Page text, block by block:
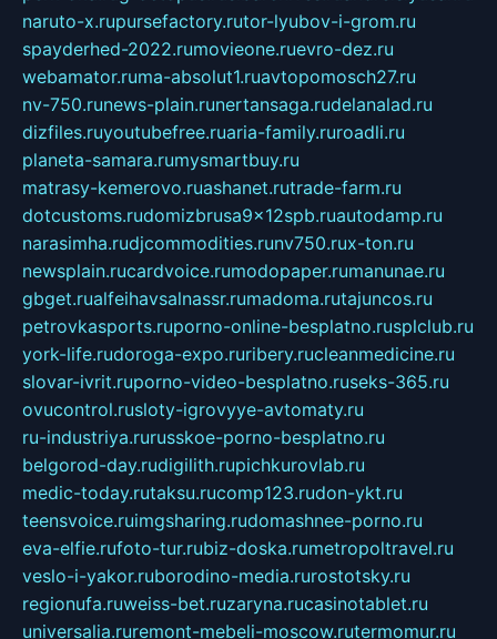
naruto-x.rupursefactory.rutor-lyubov-i-grom.ru
spayderhed-2022.rumovieone.ruevro-dez.ru
webamator.ruma-absolut1.ruavtopomosch27.ru
nv-750.runews-plain.runertansaga.rudelanalad.ru
dizfiles.ruyoutubefree.ruaria-family.ruroadli.ru
planeta-samara.rumysmartbuy.ru
matrasy-kemerovo.ruashanet.rutrade-farm.ru
dotcustoms.rudomizbrusa9x12spb.ruautodamp.ru
narasimha.rudjcommodities.runv750.rux-ton.ru
newsplain.rucardvoice.rumodopaper.rumanunae.ru
gbget.rualfeihavsalnassr.rumadoma.rutajuncos.ru
petrovkasports.ruporno-online-besplatno.rusplclub.ru
york-life.rudoroga-expo.ruribery.rucleanmedicine.ru
slovar-ivrit.ruporno-video-besplatno.ruseks-365.ru
ovucontrol.rusloty-igrovyye-avtomaty.ru
ru-industriya.rurusskoe-porno-besplatno.ru
belgorod-day.rudigilith.rupichkurovlab.ru
medic-today.rutaksu.rucomp123.rudon-ykt.ru
teensvoice.ruimgsharing.rudomashnee-porno.ru
eva-elfie.rufoto-tur.rubiz-doska.rumetropoltravel.ru
veslo-i-yakor.ruborodino-media.rurostotsky.ru
regionufa.ruweiss-bet.ruzaryna.rucasinotablet.ru
universalia.ruremont-mebeli-moscow.rutermomur.ru